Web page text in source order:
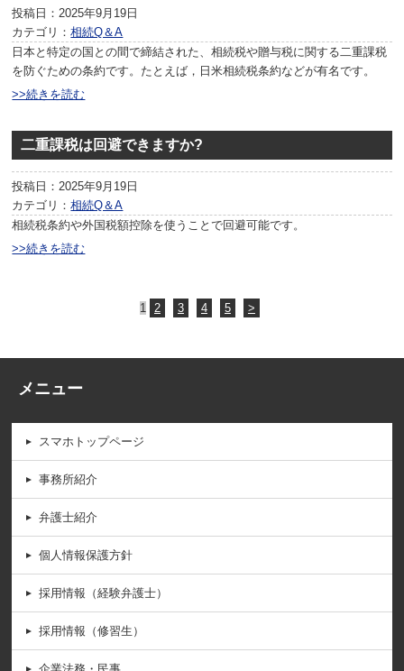
投稿日：2025年9月19日
カテゴリ：相続Q＆A
日本と特定の国との間で締結された、相続税や贈与税に関する二重課税
を防ぐための条約です。たとえば，日米相続税条約などが有名です。
>>続きを読む
二重課税は回避できますか?
投稿日：2025年9月19日
カテゴリ：相続Q＆A
相続税条約や外国税額控除を使うことで回避可能です。
>>続きを読む
1 2 3 4 5 >
メニュー
スマホトップページ
事務所紹介
弁護士紹介
個人情報保護方針
採用情報（経験弁護士）
採用情報（修習生）